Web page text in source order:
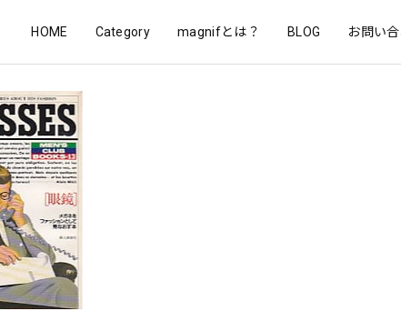
HOME Category magnifとは？ BLOG お問い